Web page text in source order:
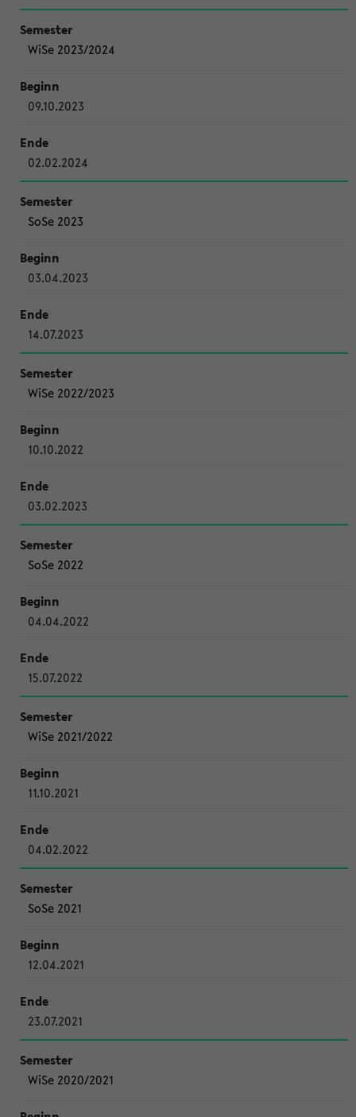
WiSe 2023/2024
09.10.2023
02.02.2024
SoSe 2023
03.04.2023
14.07.2023
WiSe 2022/2023
10.10.2022
03.02.2023
SoSe 2022
04.04.2022
15.07.2022
WiSe 2021/2022
11.10.2021
04.02.2022
SoSe 2021
12.04.2021
23.07.2021
WiSe 2020/2021